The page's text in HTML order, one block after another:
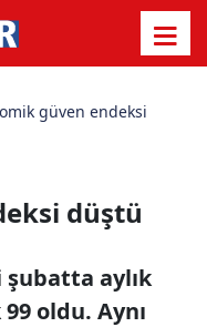
güven endeksi
düştü
aylık
oldu. Aynı